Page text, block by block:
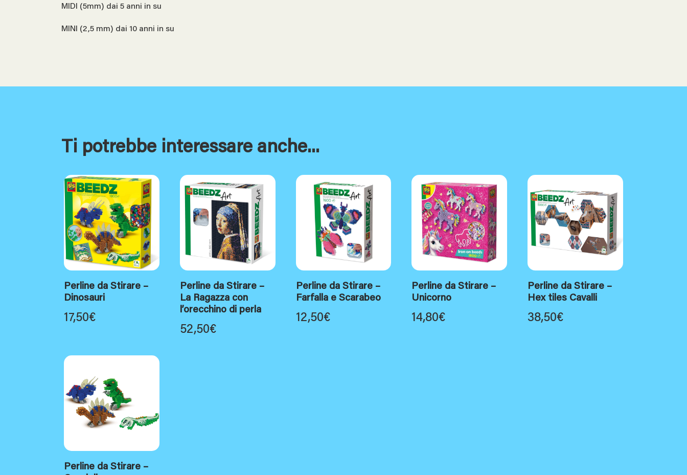
MIDI (5mm) dai 5 anni in su
MINI (2,5 mm) dai 10 anni in su
Ti potrebbe interessare anche...
Perline da Stirare –
Dinosauri
17,50€
Perline da Stirare –
La Ragazza con
l’orecchino di perla
52,50€
Perline da Stirare –
Farfalla e Scarabeo
12,50€
Perline da Stirare –
Unicorno
14,80€
Perline da Stirare –
Hex tiles Cavalli
38,50€
Perline da Stirare –